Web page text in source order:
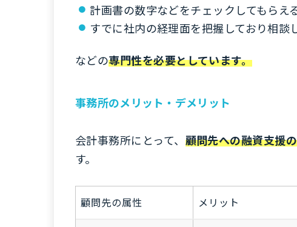
計画書の数字などをチェックしてもらえ
すでに社内の経理面を把握しており相談
などの専門性を必要としています。
事務所のメリット・デメリット
会計事務所にとって、 顧問先への融資支援
す。
顧問先の属性 メリット